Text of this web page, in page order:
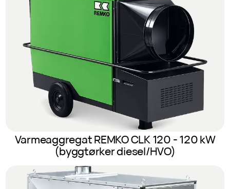
Varmeaggregat REMKO CLK 120 - 120 kW
(byggtørker diesel/HVO)